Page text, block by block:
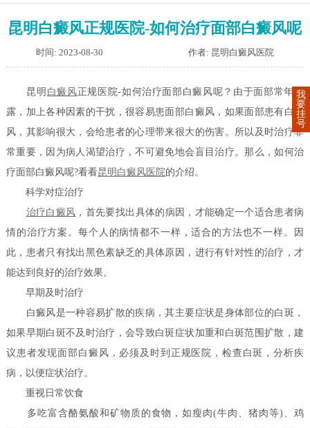
昆明白癜风正规医院-如何治疗面部白癜风呢
时间: 2023-08-30 作者: 昆明白癜风医院
昆明 白癜风正规医院-如何治疗面部白癜风呢？由于面部常年暴
露，加上各种因素的干扰，很容易患面部白癜风，如果面部患有白癜
风，其影响很大，会给患者的心理带来很大的伤害。所以及时治疗非
常重要，因为病人渴望治疗，不可避免地会盲目治疗。那么，如何治
疗面部白癜风呢?看看昆明白癜风医院的介绍。
科学对症治疗
治疗白癜风 ，首先要找出具体的病因，才能确定一个适合患者病
情的治疗方案。每个人的病情都不一样，适合的方法也不一样。因
此，患者只有找出黑色素缺乏的具体原因，进行有针对性的治疗，才
能达到良好的治疗效果。
早期及时治疗
白癜风是一种容易扩散的疾病，其主要症状是身体部位的白斑，
如果早期白斑不及时治疗，会导致白斑症状加重和白斑范围扩散，建
议患者发现面部白癜风，必须及时到正规医院，检查白斑，分析疾
病，以便症状治疗。
重视日常饮食
多吃富含酪氨酸和矿物质的食物，如瘦肉(牛肉、猪肉等)、鸡
我
要
挂
号